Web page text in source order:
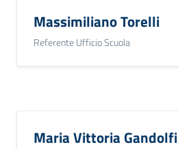
Massimiliano Torelli
Referente Ufficio Scuola
Maria Vittoria Gandolfi